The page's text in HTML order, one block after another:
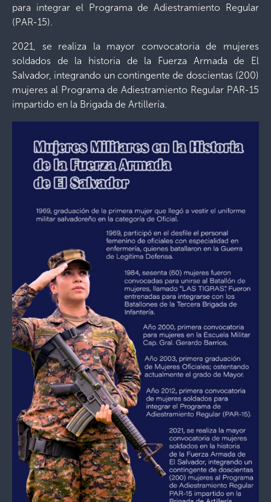
para integrar el Programa de Adiestramiento Regular
(PAR-15).
2021, se realiza la mayor convocatoria de mujeres
soldados de la historia de la Fuerza Armada de El
Salvador, integrando un contingente de doscientas (200)
mujeres al Programa de Adiestramiento Regular PAR-15
impartido en la Brigada de Artillería.